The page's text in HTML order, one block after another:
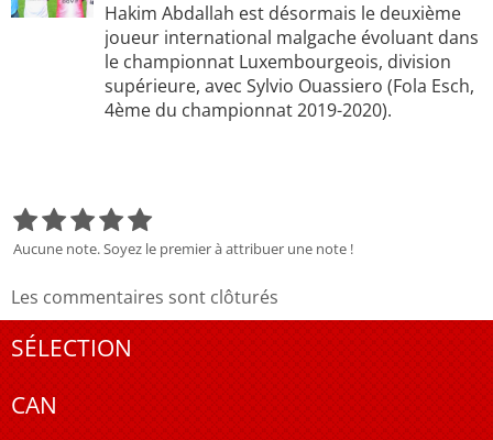
Hakim Abdallah est désormais le deuxième
joueur international malgache évoluant dans
le championnat Luxembourgeois, division
supérieure, avec Sylvio Ouassiero (Fola Esch,
4ème du championnat 2019-2020).
Aucune note. Soyez le premier à attribuer une note !
Les commentaires sont clôturés
SÉLECTION
CAN